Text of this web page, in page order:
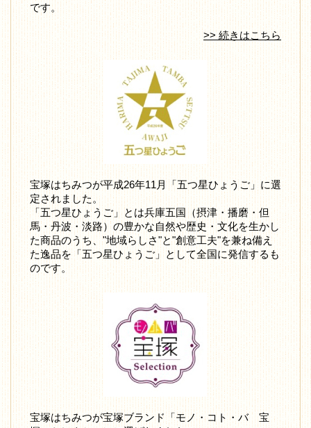
です。
>> 続きはこちら
宝塚はちみつが平成26年11月「五つ星ひょうご」に選
定されました。
「五つ星ひょうご」とは兵庫五国（摂津・播磨・但
馬・丹波・淡路）の豊かな自然や歴史・文化を生かし
た商品のうち、"地域らしさ"と"創意工夫"を兼ね備え
た逸品を「五つ星ひょうご」として全国に発信するも
のです。
宝塚はちみつが宝塚ブランド「モノ・コト・バ 宝